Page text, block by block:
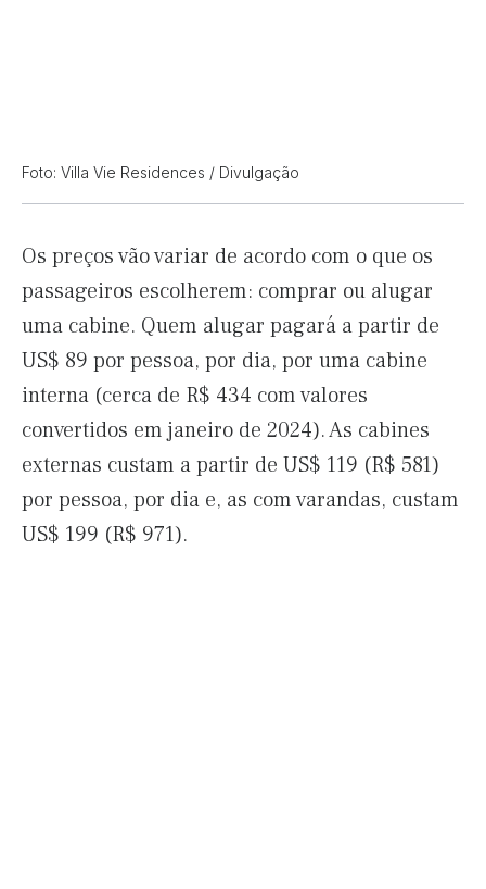
Foto: Villa Vie Residences / Divulgação
Os preços vão variar de acordo com o que os
passageiros escolherem: comprar ou alugar
uma cabine. Quem alugar pagará a partir de
US$ 89 por pessoa, por dia, por uma cabine
interna (cerca de R$ 434 com valores
convertidos em janeiro de 2024). As cabines
externas custam a partir de US$ 119 (R$ 581)
por pessoa, por dia e, as com varandas, custam
US$ 199 (R$ 971).